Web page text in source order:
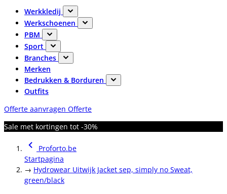
Werkkledij
Werkschoenen
PBM
Sport
Branches
Merken
Bedrukken & Borduren
Outfits
Offerte aanvragen Offerte
Sale met kortingen tot -30%
Proforto.be
Startpagina
→ Hydrowear Uitwijk Jacket sep, simply no Sweat,
green/black